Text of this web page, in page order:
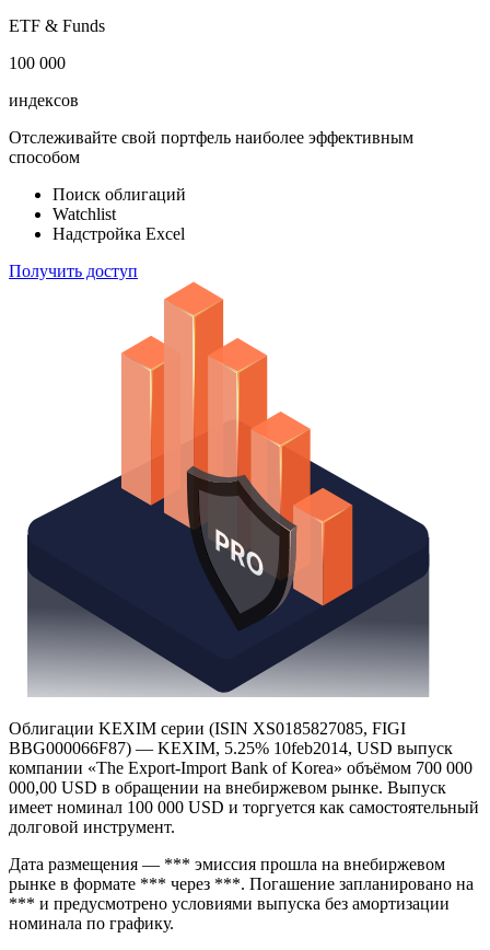
ETF & Funds
100 000
индексов
Отслеживайте свой портфель наиболее эффективным
способом
Поиск облигаций
Watchlist
Надстройка Excel
Получить доступ
Облигации KEXIM серии (ISIN XS0185827085, FIGI
BBG000066F87) — KEXIM, 5.25% 10feb2014, USD выпуск
компании «The Export-Import Bank of Korea» объёмом 700 000
000,00 USD в обращении на внебиржевом рынке. Выпуск
имеет номинал 100 000 USD и торгуется как самостоятельный
долговой инструмент.
Дата размещения — *** эмиссия прошла на внебиржевом
рынке в формате *** через ***. Погашение запланировано на
*** и предусмотрено условиями выпуска без амортизации
номинала по графику.